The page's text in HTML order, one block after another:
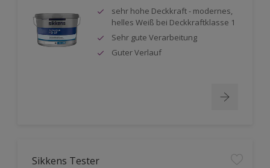
sehr hohe Deckkraft - modernes,
helles Weiß bei Deckkraftklasse 1
Sehr gute Verarbeitung
Guter Verlauf
Sikkens Tester